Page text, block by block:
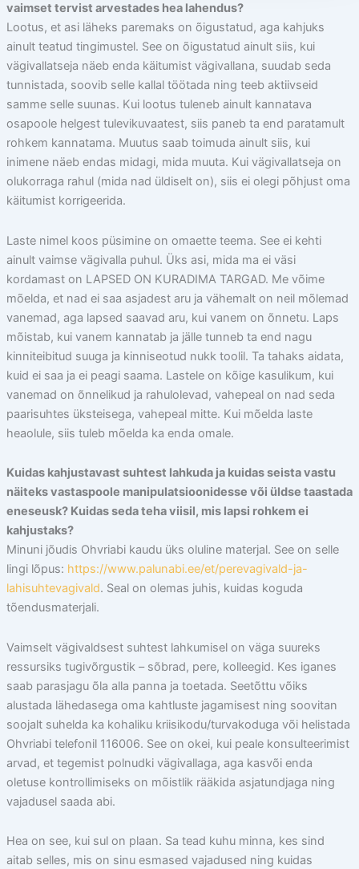
vaimset tervist arvestades hea lahendus?
Lootus, et asi läheks paremaks on õigustatud, aga kahjuks
ainult teatud tingimustel. See on õigustatud ainult siis, kui
vägivallatseja näeb enda käitumist vägivallana, suudab seda
tunnistada, soovib selle kallal töötada ning teeb aktiivseid
samme selle suunas. Kui lootus tuleneb ainult kannatava
osapoole helgest tulevikuvaatest, siis paneb ta end paratamult
rohkem kannatama. Muutus saab toimuda ainult siis, kui
inimene näeb endas midagi, mida muuta. Kui vägivallatseja on
olukorraga rahul (mida nad üldiselt on), siis ei olegi põhjust oma
käitumist korrigeerida.
Laste nimel koos püsimine on omaette teema. See ei kehti
ainult vaimse vägivalla puhul. Üks asi, mida ma ei väsi
kordamast on LAPSED ON KURADIMA TARGAD. Me võime
mõelda, et nad ei saa asjadest aru ja vähemalt on neil mõlemad
vanemad, aga lapsed saavad aru, kui vanem on õnnetu. Laps
mõistab, kui vanem kannatab ja jälle tunneb ta end nagu
kinniteibitud suuga ja kinniseotud nukk toolil. Ta tahaks aidata,
kuid ei saa ja ei peagi saama. Lastele on kõige kasulikum, kui
vanemad on õnnelikud ja rahulolevad, vahepeal on nad seda
paarisuhtes üksteisega, vahepeal mitte. Kui mõelda laste
heaolule, siis tuleb mõelda ka enda omale.
Kuidas kahjustavast suhtest lahkuda ja kuidas seista vastu
näiteks vastaspoole manipulatsioonidesse või üldse taastada
eneseusk? Kuidas seda teha viisil, mis lapsi rohkem ei
kahjustaks?
Minuni jõudis Ohvriabi kaudu üks oluline materjal. See on selle
lingi lõpus: https://www.palunabi.ee/et/perevagivald-ja-
lahisuhtevagivald. Seal on olemas juhis, kuidas koguda
tõendusmaterjali.
Vaimselt vägivaldsest suhtest lahkumisel on väga suureks
ressursiks tugivõrgustik – sõbrad, pere, kolleegid. Kes iganes
saab parasjagu õla alla panna ja toetada. Seetõttu võiks
alustada lähedasega oma kahtluste jagamisest ning soovitan
soojalt suhelda ka kohaliku kriisikodu/turvakoduga või helistada
Ohvriabi telefonil 116006. See on okei, kui peale konsulteerimist
arvad, et tegemist polnudki vägivallaga, aga kasvõi enda
oletuse kontrollimiseks on mõistlik rääkida asjatundjaga ning
vajadusel saada abi.
Hea on see, kui sul on plaan. Sa tead kuhu minna, kes sind
aitab selles, mis on sinu esmased vajadused ning kuidas